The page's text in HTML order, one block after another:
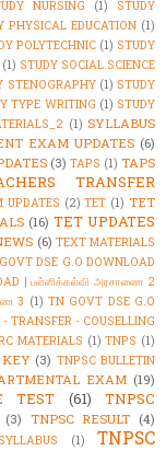
NURSING (1)
STUDY
PHYSICAL EDUCATION (1)
POLYTECHNIC (1) STUDY
(1) STUDY SOCIAL SCIENCE
STENOGRAPHY (1) STUDY
TYPE WRITING (1) STUDY
(1) SYLLABUS
EXAM UPDATES (6)
(3) TAPS (1) TAPS
TRANSFER
UPDATES (2) TET (1) TET
(16) TET UPDATES
(6) TEXT MATERIALS
DSE G.O DOWNLOAD
| பள்ளிக்கல்வி அரசாணை 2
3 (1) TN GOVT DSE G.O
TRANSFER - COUSELLING
MATERIALS (1) TNPS (1)
KEY (3) TNPSC BULLETIN
EXAM (19)
TEST (61)
TNPSC
(3) TNPSC RESULT (4)
(1)
TNPSC